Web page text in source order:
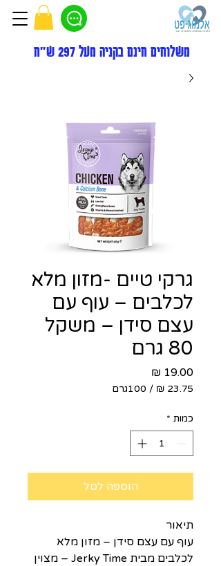
משלוחים חינם בקניה מעל 297 ש"ח
גרקי טיים -מזון מלא
לכלבים – עוף עם
עצם סידן – משקל
80 גרם
/ 100גרם
לכל
100
כמות *
הוספה לסל
תיאור
עוף עם עצם סידן – מזון מלא
לכלבים מבית Jerky Time – מצוין